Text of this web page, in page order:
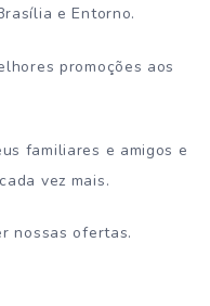
e Entorno.
promoções aos
familiares e amigos e
vez mais.
nossas ofertas.